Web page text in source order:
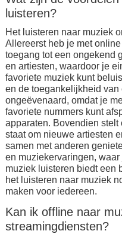
luisteren?
Het luisteren naar muziek
Allereerst heb je met
toegang tot een ongekend
en artiesten, waardoor je
favoriete muziek kunt
en de toegankelijkheid
ongeëvenaard, omdat je
favoriete nummers kunt
apparaten. Bovendien
staat om nieuwe artiesten
samen met anderen
en muziekervaringen,
muziek luisteren biedt een
het luisteren naar muziek
maken voor iedereen.
Kan ik offline naar
streamingdiensten?